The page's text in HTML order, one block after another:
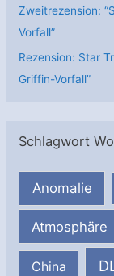
Zweitrezension:
Vorfall”
Rezension: Star
Griffin-Vorfall”
Schlagwort
Anomalie
Atmosphäre
China